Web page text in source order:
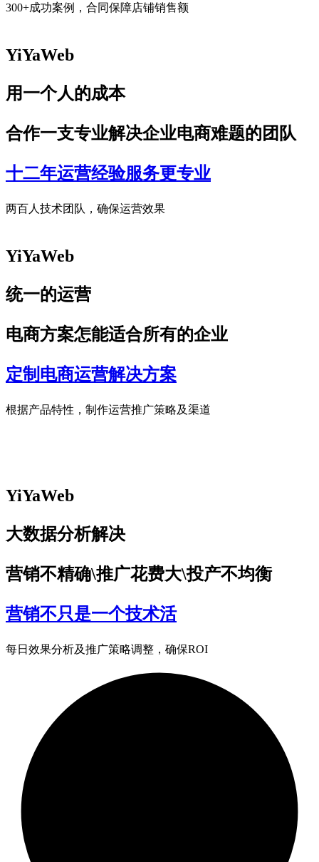
300+成功案例，合同保障店铺销售额
YiYaWeb
用一个人的成本
合作一支专业解决企业电商难题的团队
十二年运营经验服务更专业
两百人技术团队，确保运营效果
YiYaWeb
统一的运营
电商方案怎能适合所有的企业
定制电商运营解决方案
根据产品特性，制作运营推广策略及渠道
YiYaWeb
大数据分析解决
营销不精确\推广花费大\投产不均衡
营销不只是一个技术活
每日效果分析及推广策略调整，确保ROI